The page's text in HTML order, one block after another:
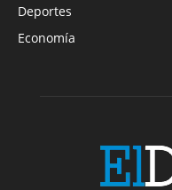
Deportes
Economía